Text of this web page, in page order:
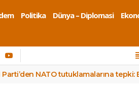
Politika Dünya – Diplomasi
Parti’den NATO tutuklamalarına